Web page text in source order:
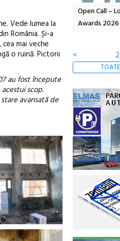
Vede lumea la
România. Și-a
mai veche
o ruină. Pictorii
au fost începute
scop.
avansată de
2026
Anuala de
Artown NOW
<